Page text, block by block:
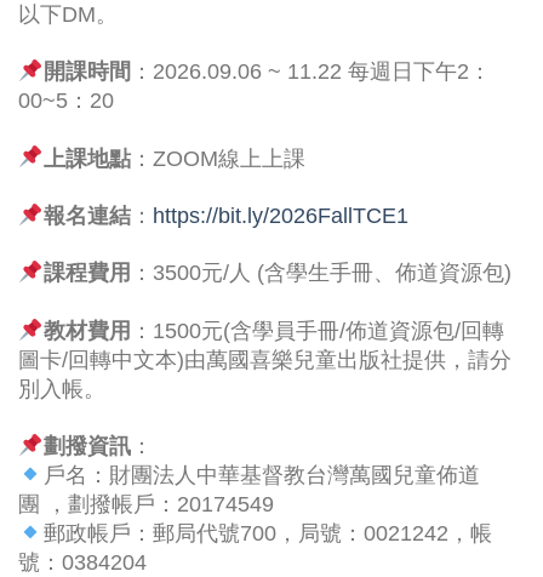
以下DM。
開課時間 ：2026.09.06 ~ 11.22 每週日下午2：
00~5：20
上課地點：ZOOM線上上課
報名連結： https://bit.ly/2026FallTCE1
課程費用 ：3500元/人 (含學生手冊、佈道資源包)
教材費用 ：1500元(含學員手冊/佈道資源包/回轉
圖卡/回轉中文本)由萬國喜樂兒童出版社提供，請分
別入帳。
劃撥資訊：
戶名：財團法人中華基督教台灣萬國兒童佈道
團 ，劃撥帳戶：20174549
郵政帳戶：郵局代號700，局號：0021242，帳
號：0384204